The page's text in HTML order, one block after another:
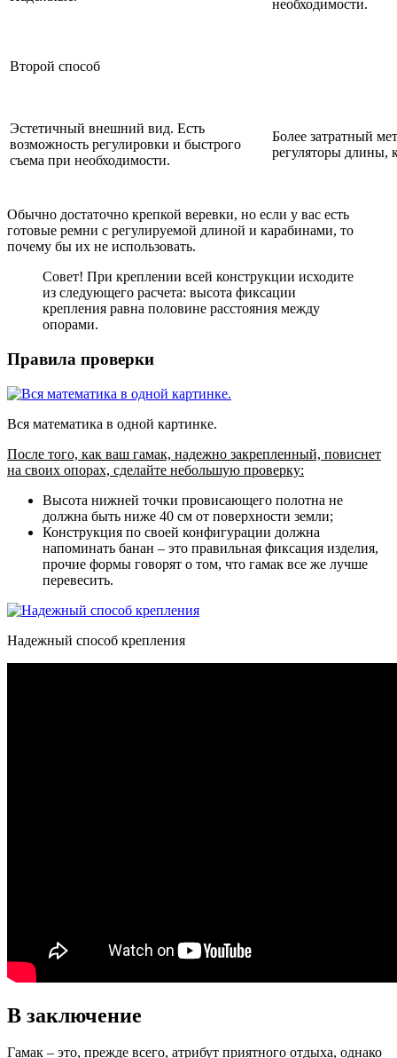
необходимости.
Второй способ
Эстетичный внешний вид. Есть
возможность регулировки и быстрого
съема при необходимости.
Более затратный
регуляторы длины,
Обычно достаточно крепкой веревки, но если у вас есть
готовые ремни с регулируемой длиной и карабинами, то
почему бы их не использовать.
Совет! При креплении всей конструкции исходите
из следующего расчета: высота фиксации
крепления равна половине расстояния между
опорами.
Правила проверки
Вся математика в одной картинке.
После того, как ваш гамак, надежно закрепленный, повиснет
на своих опорах, сделайте небольшую проверку:
Высота нижней точки провисающего полотна не
должна быть ниже 40 см от поверхности земли;
Конструкция по своей конфигурации должна
напоминать банан – это правильная фиксация изделия,
прочие формы говорят о том, что гамак все же лучше
перевесить.
Надежный способ крепления
В заключение
Гамак – это, прежде всего, атрибут приятного отдыха, однако